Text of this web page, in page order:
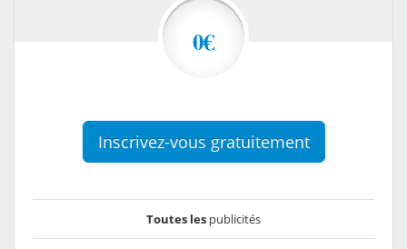
0€
Inscrivez-vous gratuitement
Toutes les publicités